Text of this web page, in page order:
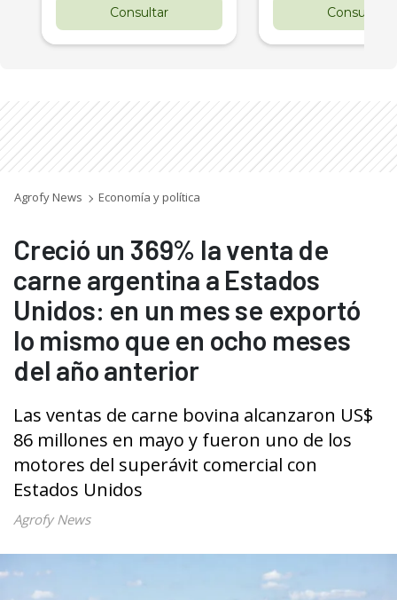
Consultar Consultar
Agrofy News Economía y política
Creció un 369% la venta de
carne argentina a Estados
Unidos: en un mes se exportó
lo mismo que en ocho meses
del año anterior
Las ventas de carne bovina alcanzaron US$
86 millones en mayo y fueron uno de los
motores del superávit comercial con
Estados Unidos
Agrofy News